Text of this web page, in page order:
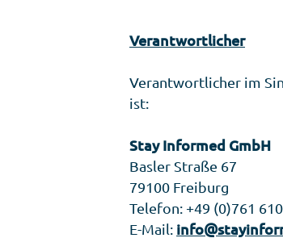
Verantwortlicher
Verantwortlicher im
ist:
Stay Informed GmbH
Basler Straße 67
79100 Freiburg
Telefon: +49 (0)761
E-Mail: